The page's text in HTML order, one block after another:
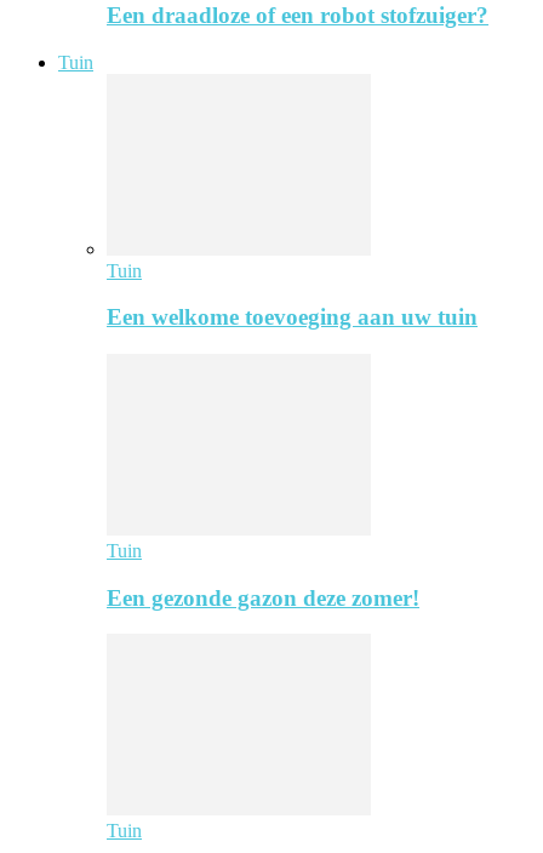
Een draadloze of een robot stofzuiger?
Tuin
Tuin
Een welkome toevoeging aan uw tuin
Tuin
Een gezonde gazon deze zomer!
Tuin